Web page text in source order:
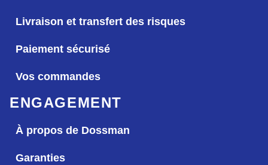
Livraison et transfert des risques
Paiement sécurisé
Vos commandes
ENGAGEMENT
À propos de Dossman
Garanties